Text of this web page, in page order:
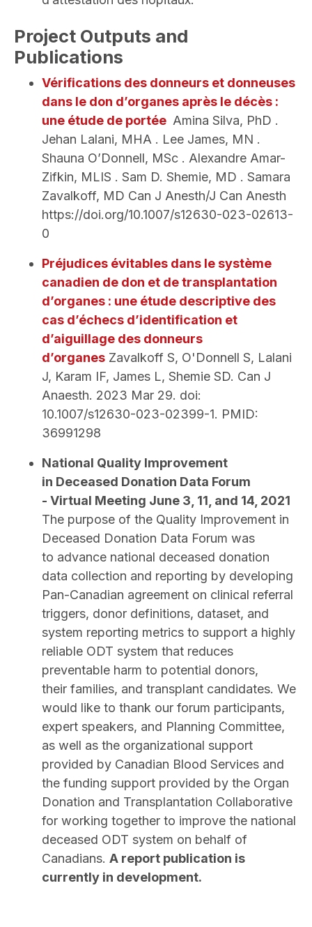
Project Outputs and
Publications
Vérifications des donneurs et donneuses
dans le don d’organes après le décès :
une étude de portée Amina Silva, PhD .
Jehan Lalani, MHA . Lee James, MN .
Shauna O’Donnell, MSc . Alexandre Amar-
Zifkin, MLIS . Sam D. Shemie, MD . Samara
Zavalkoff, MD Can J Anesth/J Can Anesth
https://doi.org/10.1007/s12630-023-02613-
0
Préjudices évitables dans le système
canadien de don et de transplantation
d’organes : une étude descriptive des
cas d’échecs d’identification et
d’aiguillage des donneurs
d’organes Zavalkoff S, O'Donnell S, Lalani
J, Karam IF, James L, Shemie SD. Can J
Anaesth. 2023 Mar 29. doi:
10.1007/s12630-023-02399-1. PMID:
36991298
National Quality Improvement
in Deceased Donation Data Forum
- Virtual Meeting June 3, 11, and 14, 2021
The purpose of the Quality Improvement in
Deceased Donation Data Forum was
to advance national deceased donation
data collection and reporting by developing
Pan-Canadian agreement on clinical referral
triggers, donor definitions, dataset, and
system reporting metrics to support a highly
reliable ODT system that reduces
preventable harm to potential donors,
their families, and transplant candidates. We
would like to thank our forum participants,
expert speakers, and Planning Committee,
as well as the organizational support
provided by Canadian Blood Services and
the funding support provided by the Organ
Donation and Transplantation Collaborative
for working together to improve the national
deceased ODT system on behalf of
Canadians. A report publication is
currently in development.